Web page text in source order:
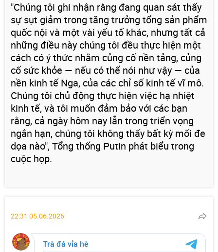
"Chúng tôi ghi nhận rằng đang quan sát thấy
sự sụt giảm trong tăng trưởng tổng sản phẩm
quốc nội và một vài yếu tố khác, nhưng tất cả
những điều này chúng tôi đều thực hiện một
cách có ý thức nhằm củng cố nền tảng, củng
cố sức khỏe — nếu có thể nói như vậy — của
nền kinh tế Nga, của các chỉ số kinh tế vĩ mô.
Chúng tôi chủ động thực hiện việc hạ nhiệt
kinh tế, và tôi muốn đảm bảo với các bạn
rằng, cả ngày hôm nay lẫn trong triển vọng
ngắn hạn, chúng tôi không thấy bất kỳ mối đe
dọa nào", Tổng thống Putin phát biểu trong
cuộc họp.
22:31 05.06.2026